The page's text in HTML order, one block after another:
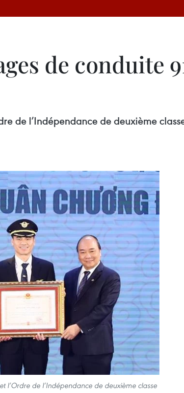
de conduite
de l’Indépendance de deuxième
l’Ordre de l’Indépendance de deuxième classe